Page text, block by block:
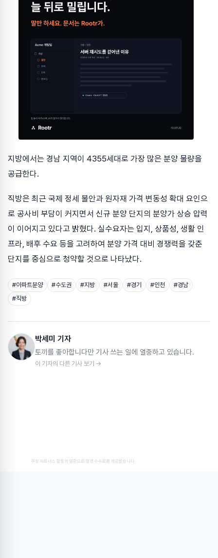
지방에서는 경남 지역이 4355세대로 가장 많은 분양 물량을
공급한다.
직방은 최근 국제 정세 불안과 원자재 가격 변동성 확대 요인으
로 공사비 부담이 커지면서 신규 분양 단지의 분양가 상승 압력
이 이어지고 있다고 밝혔다. 실수요자는 입지, 상품성, 생활 인
프라, 배후 수요 등을 고려하여 분양 가격 대비 경쟁력을 갖춘
단지를 중심으로 청약할 것으로 나타났다.
#아파트분양 #수도권 #지방 #서울 #경기 #인천 #경남
#직방
박세미 기자
토끼를 좋아합니다만 기사 쓰는 일에 열중하고 있습니다.
이 기자의 다른 기사 보기 →
쿠팡 파트너스 활동의 일환으로 일정 수수료를 제공받습니다